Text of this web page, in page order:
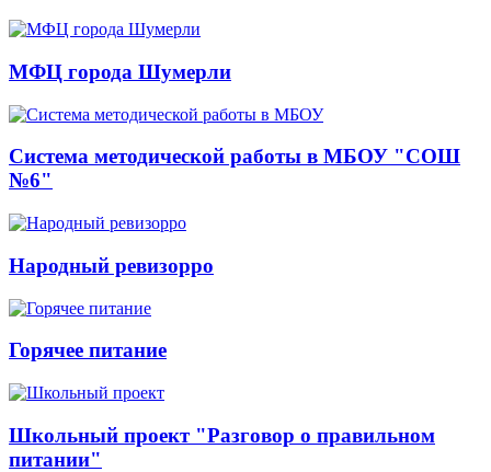
МФЦ города Шумерли
Система методической работы в МБОУ "СОШ
№6"
Народный ревизорро
Горячее питание
Школьный проект "Разговор о правильном
питании"